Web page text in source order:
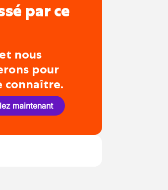
par ce
nous
pour
connaître.
maintenant